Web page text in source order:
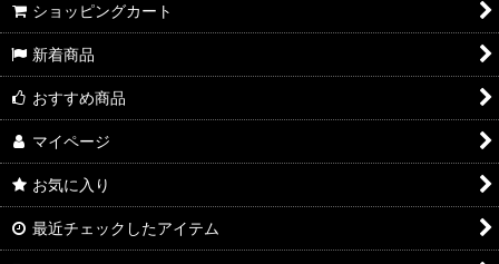
ショッピングカート
新着商品
おすすめ商品
マイページ
お気に入り
最近チェックしたアイテム